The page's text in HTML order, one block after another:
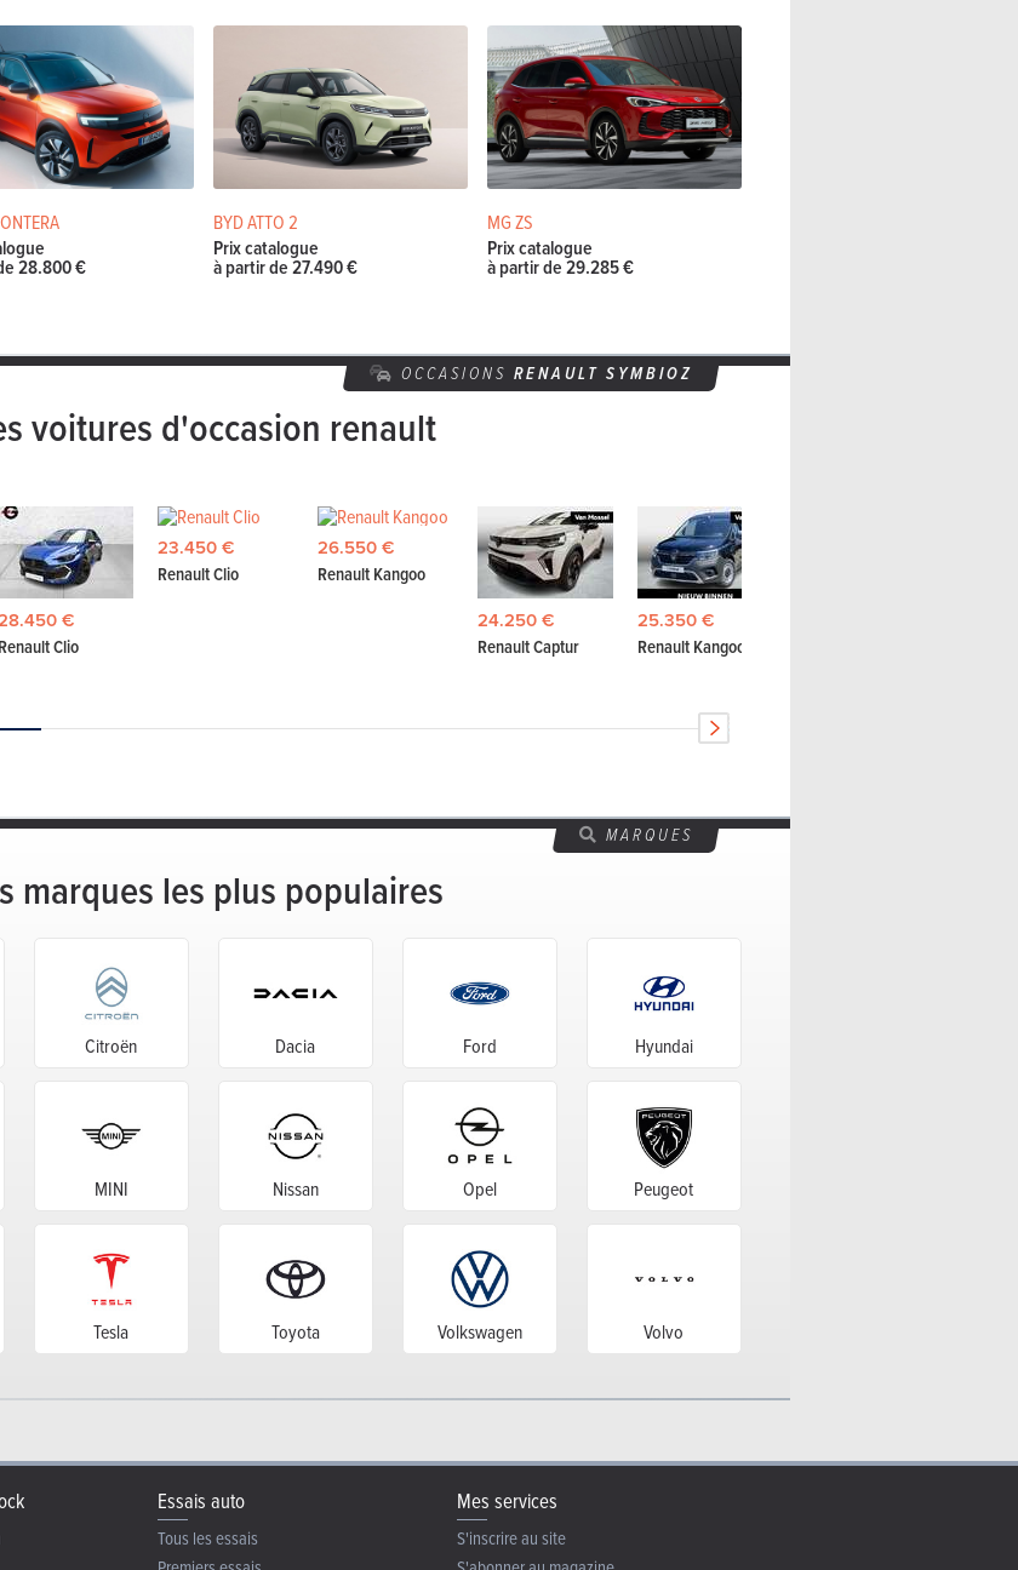
28.800 €
BYD ATTO 2
Prix catalogue
à partir de 27.490 €
MG ZS
Prix catalogue
à partir de 29.285 €
OCCASIONS RENAULT SYMBIOZ
voitures d'occasion renault
€
Renault Clio
23.450 €
Renault Clio
26.550 €
Renault Kangoo
24.250 €
Renault Captur
25.350 €
Renault Kangoo
MARQUES
marques les plus populaires
Citroën Dacia Ford Hyundai
MINI Nissan Opel Peugeot
Tesla Toyota Volkswagen Volvo
Essais auto
Tous les essais
Mes services
S'inscrire au site